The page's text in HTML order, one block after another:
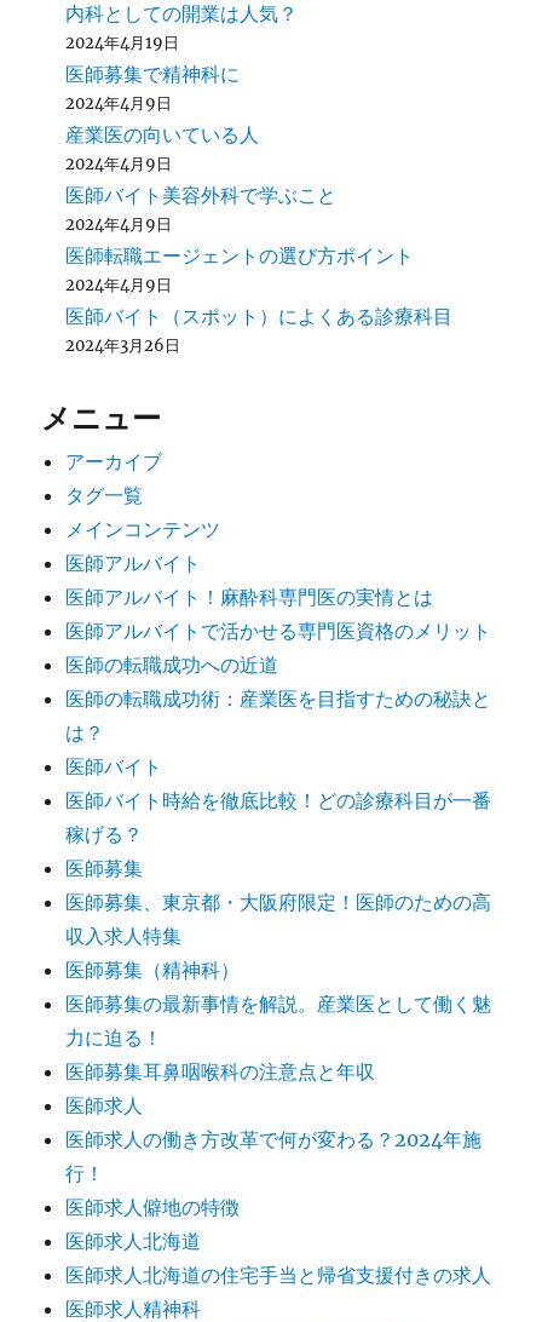
内科としての開業は人気？
2024年4月19日
医師募集で精神科に
2024年4月9日
産業医の向いている人
2024年4月9日
医師バイト美容外科で学ぶこと
2024年4月9日
医師転職エージェントの選び方ポイント
2024年4月9日
医師バイト（スポット）によくある診療科目
2024年3月26日
メニュー
アーカイブ
タグ一覧
メインコンテンツ
医師アルバイト
医師アルバイト！麻酔科専門医の実情とは
医師アルバイトで活かせる専門医資格のメリット
医師の転職成功への近道
医師の転職成功術：産業医を目指すための秘訣と
は？
医師バイト
医師バイト時給を徹底比較！どの診療科目が一番
稼げる？
医師募集
医師募集、東京都・大阪府限定！医師のための高
収入求人特集
医師募集（精神科）
医師募集の最新事情を解説。産業医として働く魅
力に迫る！
医師募集耳鼻咽喉科の注意点と年収
医師求人
医師求人の働き方改革で何が変わる？2024年施
行！
医師求人僻地の特徴
医師求人北海道
医師求人北海道の住宅手当と帰省支援付きの求人
医師求人精神科